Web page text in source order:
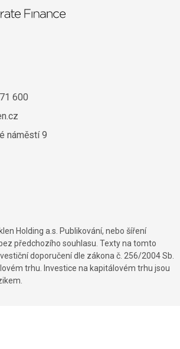
600
náměstí 9
Holding a.s. Publikování, nebo šíření
předchozího souhlasu. Texty na tomto
doporučení dle zákona č. 256/2004 Sb.
trhu. Investice na kapitálovém trhu jsou